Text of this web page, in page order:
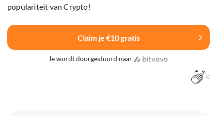
populariteit van Crypto!
Claim je €10 gratis
Je wordt doorgestuurd naar
0